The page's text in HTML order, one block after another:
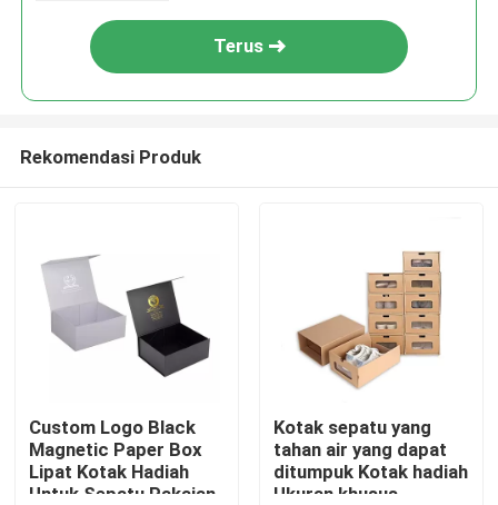
Rumah
Terus
Rekomendasi Produk
Custom Logo Black
Magnetic Paper Box
Lipat Kotak Hadiah
Untuk Sepatu Pakaian
Kotak sepatu yang
tahan air yang dapat
ditumpuk Kotak hadiah
Ukuran khusus